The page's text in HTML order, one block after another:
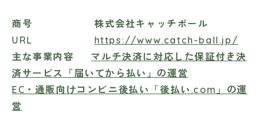
商号 株式会社キャッチボール
URL https://www.catch-ball.jp/
主な事業内容 マルチ決済に対応した保証付き決
済サービス「届いてから払い」の運営
EC・通販向けコンビニ後払い「後払い.com」の運
営